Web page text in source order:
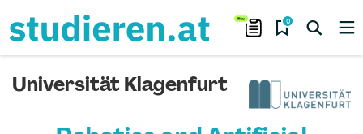
0
Universität Klagenfurt